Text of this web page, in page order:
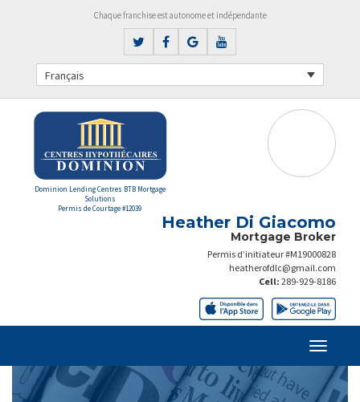
Chaque franchise est autonome et indépendante
Français
Dominion Lending Centres BTB Mortgage
Solutions
Permis de Courtage #12039
Heather Di Giacomo
Mortgage Broker
Permis d’initiateur #M19000828
heatherofdlc@gmail.com
Cell: 289-929-8186